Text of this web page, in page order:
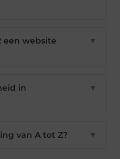
een website
▼
in
▼
van A tot Z? ▼